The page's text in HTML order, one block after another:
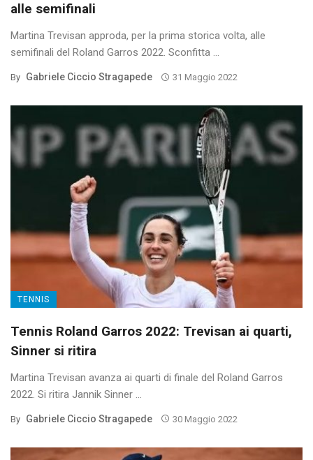
alle semifinali
Martina Trevisan approda, per la prima storica volta, alle
semifinali del Roland Garros 2022. Sconfitta ...
By Gabriele Ciccio Stragapede 31 Maggio 2022
TENNIS
Tennis Roland Garros 2022: Trevisan ai quarti,
Sinner si ritira
Martina Trevisan avanza ai quarti di finale del Roland Garros
2022. Si ritira Jannik Sinner ...
By Gabriele Ciccio Stragapede 30 Maggio 2022